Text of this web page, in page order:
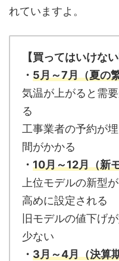
れていますよ。
【買ってはいけない
・ 5月～7月（夏の
気温が上がると需
る
工事業者の予約が
間がかかる
・ 10月～12月（新
上位モデルの新型
高めに設定される
旧モデルの値下げ
少ない
・ 3月～4月（決算